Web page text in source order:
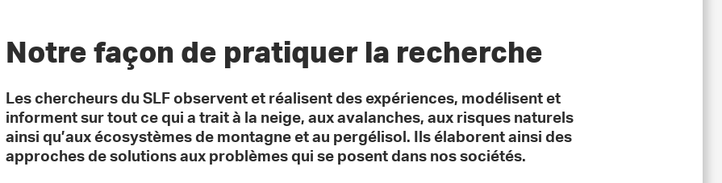
Notre façon de pratiquer la recherche
Les chercheurs du SLF observent et réalisent des expériences, modélisent et
informent sur tout ce qui a trait à la neige, aux avalanches, aux risques naturels
ainsi qu’aux écosystèmes de montagne et au pergélisol. Ils élaborent ainsi des
approches de solutions aux problèmes qui se posent dans nos sociétés.